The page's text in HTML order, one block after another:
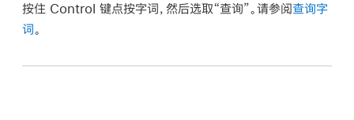
按住 Control 键点按字词，然后选取“查询”。请参阅查询字
词。